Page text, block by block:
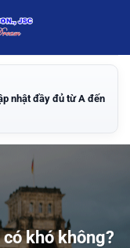
nhật đầy đủ từ A đến
khó không?